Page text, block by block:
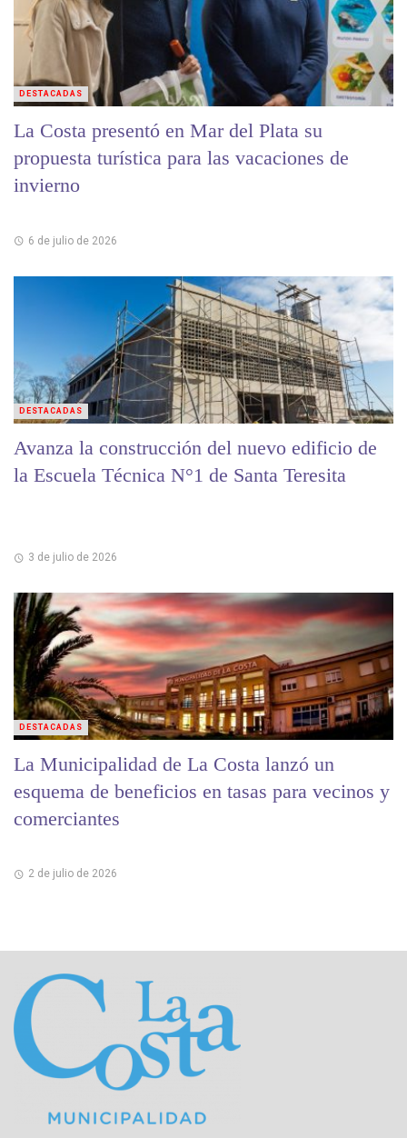
La Costa presentó en Mar del Plata su
propuesta turística para las vacaciones de
invierno
6 de julio de 2026
DESTACADAS
Avanza la construcción del nuevo edificio de
la Escuela Técnica N°1 de Santa Teresita
3 de julio de 2026
DESTACADAS
La Municipalidad de La Costa lanzó un
esquema de beneficios en tasas para vecinos y
comerciantes
2 de julio de 2026
DESTACADAS